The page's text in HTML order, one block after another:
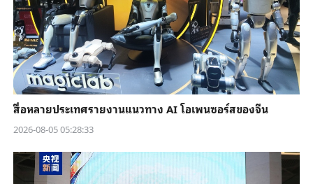
สื่อหลายประเทศรายงานแนวทาง AI โอเพนซอร์สของจีน
2026-08-05 05:28:33